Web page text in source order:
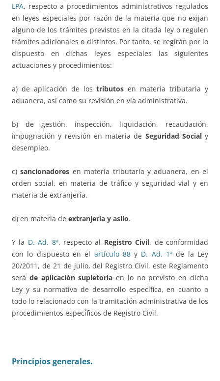
LPA, respecto a procedimientos administrativos regulados
en leyes especiales por razón de la materia que no exijan
alguno de los trámites previstos en la citada ley o regulen
trámites adicionales o distintos. Por tanto, se regirán por lo
dispuesto en dichas leyes especiales las siguientes
actuaciones y procedimientos:
a) de aplicación de lostributos en materia tributaria y
aduanera, así como su revisión en vía administrativa.
b) de gestión, inspección, liquidación, recaudación,
impugnación y revisión en materia de Seguridad Socialy
desempleo.
c)sancionadores en materia tributaria y aduanera, en el
orden social, en materia de tráfico y seguridad vial y en
materia de extranjería.
d) en materia de extranjería y asilo.
Y la D. Ad. 8ª, respecto al Registro Civil, de conformidad
con lo dispuesto en el artículo 88y D. Ad. 1ª de la Ley
20/2011, de 21 de julio, del Registro Civil, este Reglamento
será de aplicación supletoria en lo no previsto en dicha
Ley y su normativa de desarrollo específica, en cuanto a
todo lo relacionado con la tramitación administrativa de los
procedimientos específicos de Registro Civil.
Principios generales.